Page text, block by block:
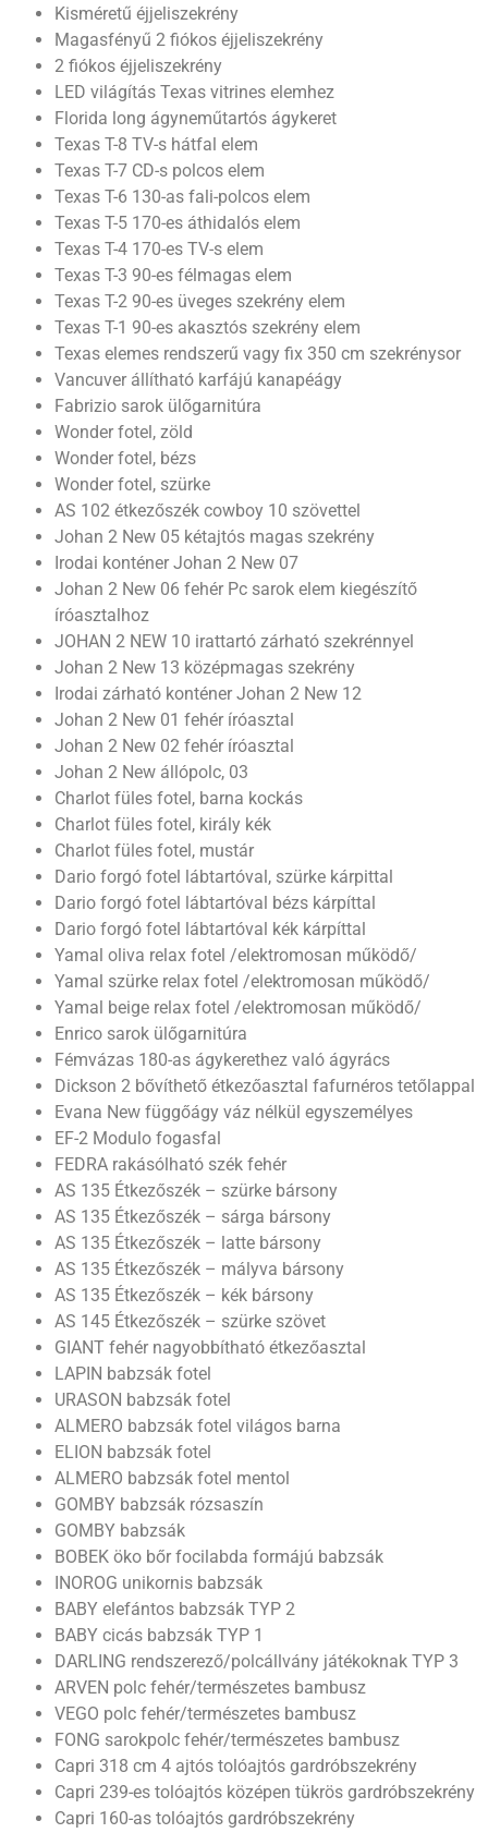
Kisméretű éjjeliszekrény
Magasfényű 2 fiókos éjjeliszekrény
2 fiókos éjjeliszekrény
LED világítás Texas vitrines elemhez
Florida long ágyneműtartós ágykeret
Texas T-8 TV-s hátfal elem
Texas T-7 CD-s polcos elem
Texas T-6 130-as fali-polcos elem
Texas T-5 170-es áthidalós elem
Texas T-4 170-es TV-s elem
Texas T-3 90-es félmagas elem
Texas T-2 90-es üveges szekrény elem
Texas T-1 90-es akasztós szekrény elem
Texas elemes rendszerű vagy fix 350 cm szekrénysor
Vancuver állítható karfájú kanapéágy
Fabrizio sarok ülőgarnitúra
Wonder fotel, zöld
Wonder fotel, bézs
Wonder fotel, szürke
AS 102 étkezőszék cowboy 10 szövettel
Johan 2 New 05 kétajtós magas szekrény
Irodai konténer Johan 2 New 07
Johan 2 New 06 fehér Pc sarok elem kiegészítő
íróasztalhoz
JOHAN 2 NEW 10 irattartó zárható szekrénnyel
Johan 2 New 13 középmagas szekrény
Irodai zárható konténer Johan 2 New 12
Johan 2 New 01 fehér íróasztal
Johan 2 New 02 fehér íróasztal
Johan 2 New állópolc, 03
Charlot füles fotel, barna kockás
Charlot füles fotel, király kék
Charlot füles fotel, mustár
Dario forgó fotel lábtartóval, szürke kárpittal
Dario forgó fotel lábtartóval bézs kárpíttal
Dario forgó fotel lábtartóval kék kárpíttal
Yamal oliva relax fotel /elektromosan működő/
Yamal szürke relax fotel /elektromosan működő/
Yamal beige relax fotel /elektromosan működő/
Enrico sarok ülőgarnitúra
Fémvázas 180-as ágykerethez való ágyrács
Dickson 2 bővíthető étkezőasztal fafurnéros tetőlappal
Evana New függőágy váz nélkül egyszemélyes
EF-2 Modulo fogasfal
FEDRA rakásólható szék fehér
AS 135 Étkezőszék – szürke bársony
AS 135 Étkezőszék – sárga bársony
AS 135 Étkezőszék – latte bársony
AS 135 Étkezőszék – mályva bársony
AS 135 Étkezőszék – kék bársony
AS 145 Étkezőszék – szürke szövet
GIANT fehér nagyobbítható étkezőasztal
LAPIN babzsák fotel
URASON babzsák fotel
ALMERO babzsák fotel világos barna
ELION babzsák fotel
ALMERO babzsák fotel mentol
GOMBY babzsák rózsaszín
GOMBY babzsák
BOBEK öko bőr focilabda formájú babzsák
INOROG unikornis babzsák
BABY elefántos babzsák TYP 2
BABY cicás babzsák TYP 1
DARLING rendszerező/polcállvány játékoknak TYP 3
ARVEN polc fehér/természetes bambusz
VEGO polc fehér/természetes bambusz
FONG sarokpolc fehér/természetes bambusz
Capri 318 cm 4 ajtós tolóajtós gardróbszekrény
Capri 239-es tolóajtós középen tükrös gardróbszekrény
Capri 160-as tolóajtós gardróbszekrény